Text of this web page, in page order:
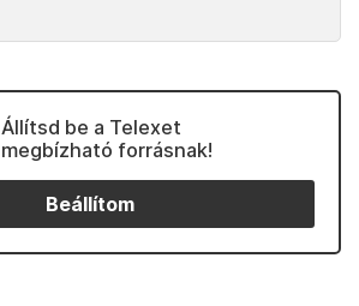
Állítsd be a Telexet
megbízható forrásnak!
Beállítom